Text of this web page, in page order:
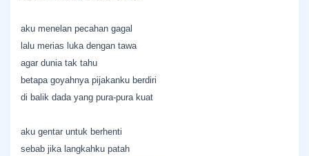
aku menelan pecahan gagal
lalu merias luka dengan tawa
agar dunia tak tahu
betapa goyahnya pijakanku berdiri
di balik dada yang pura-pura kuat
aku gentar untuk berhenti
sebab jika langkahku patah